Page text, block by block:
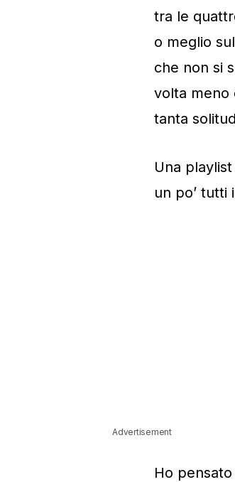
tra le
o meglio
che non si
volta meno
tanta
Una
un po’ tutti
Advertisement
Ho